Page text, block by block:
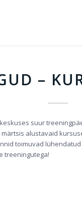
–
suur
alustavaid
toimuvad
treeningutega!